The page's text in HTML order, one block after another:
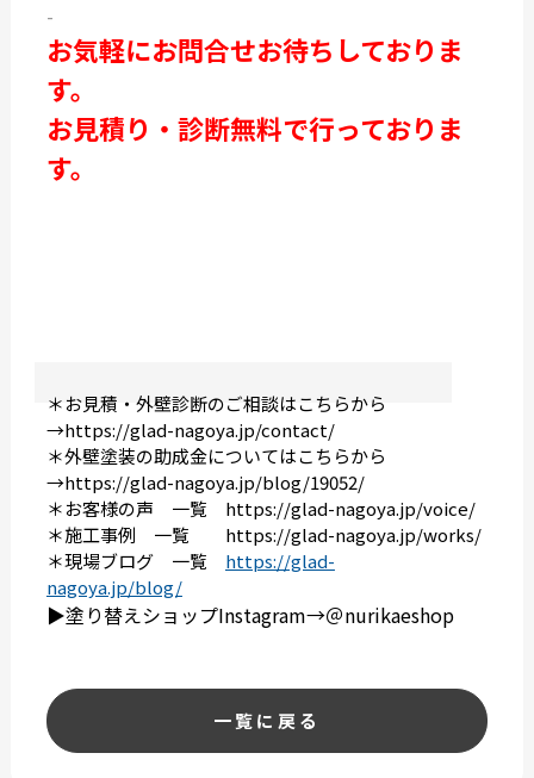
-
お気軽にお問合せお待ちしておりま
す。
お見積り・診断無料で行っておりま
す。
＊お見積・外壁診断のご相談はこちらから
→https://glad-nagoya.jp/contact/
＊外壁塗装の助成金についてはこちらから
→https://glad-nagoya.jp/blog/19052/
＊お客様の声 一覧 https://glad-nagoya.jp/voice/
＊施工事例 一覧 https://glad-nagoya.jp/works/
＊現場ブログ 一覧 https://glad-
nagoya.jp/blog/
▶︎塗り替えショップInstagram→＠nurikaeshop
一覧に戻る